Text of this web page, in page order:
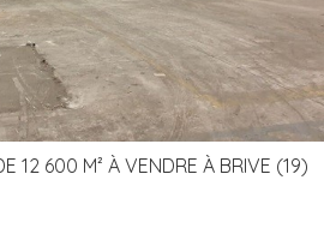
12 600 M² À VENDRE À BRIVE (19)